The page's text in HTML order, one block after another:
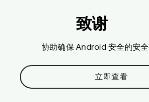
致谢
协助确保 Android 安全的安
立即查看